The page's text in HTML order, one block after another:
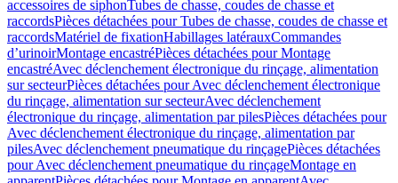
accessoires de siphonTubes de chasse, coudes de chasse et
raccordsPièces détachées pour Tubes de chasse, coudes de chasse et
raccordsMatériel de fixationHabillages latérauxCommandes
dʼurinoirMontage encastréPièces détachées pour Montage
encastréAvec déclenchement électronique du rinçage, alimentation
sur secteurPièces détachées pour Avec déclenchement électronique
du rinçage, alimentation sur secteurAvec déclenchement
électronique du rinçage, alimentation par pilesPièces détachées pour
Avec déclenchement électronique du rinçage, alimentation par
pilesAvec déclenchement pneumatique du rinçagePièces détachées
pour Avec déclenchement pneumatique du rinçageMontage en